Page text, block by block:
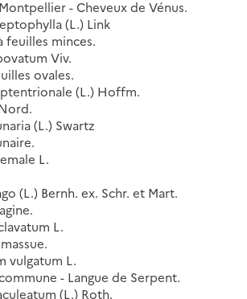
- Cheveux de Vénus.
(L.) Link
feuilles minces.
Viv.
ovales.
(L.) Hoffm.
(L.) Swartz
L.
(L.) Bernh. ex. Schr. et Mart.
L.
vulgatum L.
- Langue de Serpent.
(L.) Roth.